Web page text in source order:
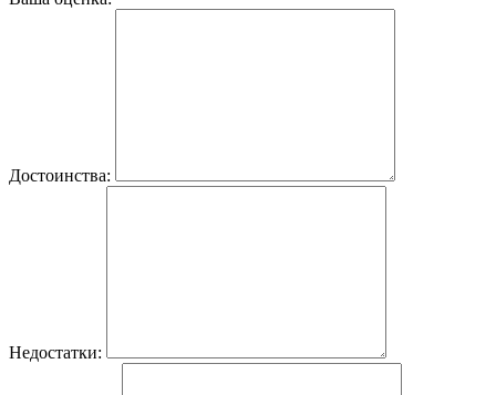
Достоинства:
Недостатки: